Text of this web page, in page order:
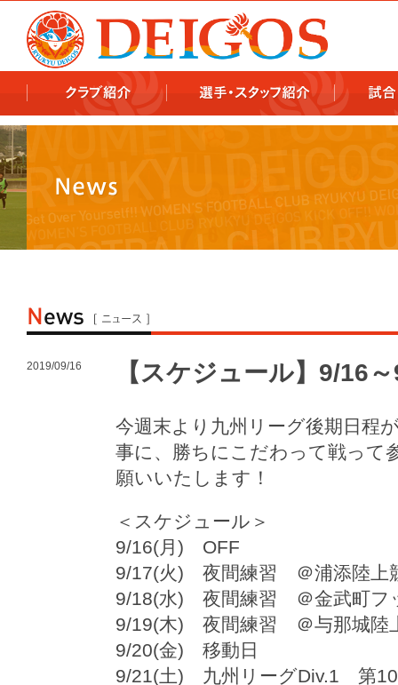
2019/09/16 【スケジュール】9/16
今週末より九州リーグ後期日程
事に、勝ちにこだわって戦って
願いいたします！
＜スケジュール＞
9/16(月) OFF
9/17(火) 夜間練習 ＠浦添陸上
9/18(水) 夜間練習 ＠金武町フ
9/19(木) 夜間練習 ＠与那城陸
9/20(金) 移動日
9/21(土) 九州リーグDiv.1 第